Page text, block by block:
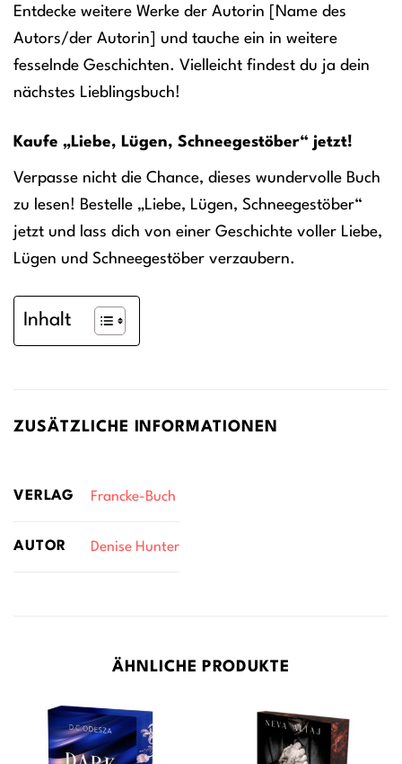
Entdecke weitere Werke der Autorin [Name des
Autors/der Autorin] und tauche ein in weitere
fesselnde Geschichten. Vielleicht findest du ja dein
nächstes Lieblingsbuch!
Kaufe „Liebe, Lügen, Schneegestöber“ jetzt!
Verpasse nicht die Chance, dieses wundervolle Buch
zu lesen! Bestelle „Liebe, Lügen, Schneegestöber“
jetzt und lass dich von einer Geschichte voller Liebe,
Lügen und Schneegestöber verzaubern.
Inhalt
ZUSÄTZLICHE INFORMATIONEN
VERLAG Francke-Buch
AUTOR Denise Hunter
ÄHNLICHE PRODUKTE